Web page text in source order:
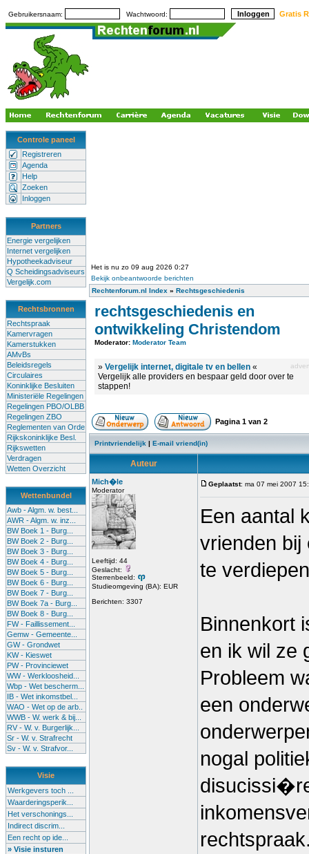
Gebruikersnaam: Wachtwoord: Gratis
Controle paneel
Registreren
Agenda
Help
Zoeken
Inloggen
Partners
Energie vergelijken
Internet vergelijken
Hypotheekadviseur
Q Scheidingsadviseurs
Vergelijk.com
Rechtsbronnen
Rechtspraak
Kamervragen
Kamerstukken
AMvBs
Beleidsregels
Circulaires
Koninklijke Besluiten
Ministeriële Regelingen
Regelingen PBO/OLBB
Regelingen ZBO
Reglementen van Orde
Rijkskoninklijke Besl.
Rijkswetten
Verdragen
Wetten Overzicht
Wettenbundel
Awb - Algm. w. best...
AWR - Algm. w. inz...
BW Boek 1 - Burg...
BW Boek 2 - Burg...
BW Boek 3 - Burg...
BW Boek 4 - Burg...
BW Boek 5 - Burg...
BW Boek 6 - Burg...
BW Boek 7 - Burg...
BW Boek 7a - Burg...
BW Boek 8 - Burg...
FW - Faillissement...
Gemw - Gemeente...
GW - Grondwet
KW - Kieswet
PW - Provinciewet
WW - Werkloosheid...
Wbp - Wet bescherm...
IB - Wet inkomstbel...
WAO - Wet op de arb..
WWB - W. werk & bij...
RV - W. v. Burgerlijk...
Sr - W. v. Strafrecht
Sv - W. v. Strafvor...
Visie
Werkgevers toch ...
Waarderingsperik...
Het verschonings...
Indirect discrim...
Een recht op ide...
» Visie insturen
Het is nu zo 09 aug 2026 0:27
Bekijk onbeantwoorde berichten
Rechtenforum.nl Index » Rechtsgeschiedenis
rechtsgeschiedenis en
ontwikkeling Christendom
Moderator: Moderator Team
» Vergelijk internet, digitale tv en bellen «
Vergelijk alle providers en bespaar geld door over te
stappen!
Pagina 1 van 2
Printvriendelijk | E-mail vriend(in)
Auteur
Mich�le
Moderator
Leeftijd: 44
Geslacht:
Sterrenbeeld:
Studieomgeving (BA): EUR
Berichten: 3307
Geplaatst: ma 07 mei 2007
Een aantal
vrienden bij
te
Binnenkort
en ik wil ze
Probleem
een
nogal